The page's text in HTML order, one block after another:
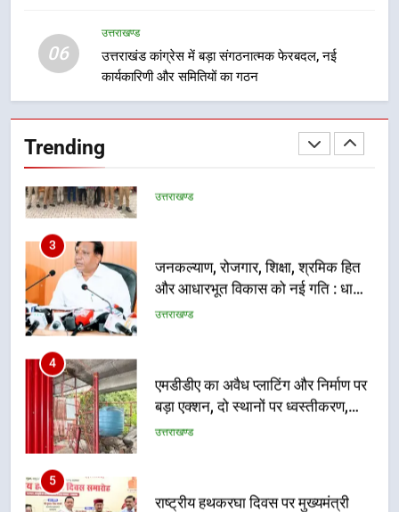
06
उत्तराखण्ड
उत्तराखंड कांग्रेस में बड़ा संगठनात्मक फेरबदल, नई
कार्यकारिणी और समितियों का गठन
Trending
प्रतिभा का प्रदर्शन
सार्वजनिक स्थान पर जुआ खेलने वाले
अभियुक्तों को पुलिस ने किया गिरफ्तार
3
कैबिनेट के ऐतिहासिक फैसले
उत्तराखण्ड
4
मसूरी मार्ग पर अवैध निर्माण सील
उत्तराखण्ड
5
कारीगरों को किया सम्मानित
उत्तराखण्ड